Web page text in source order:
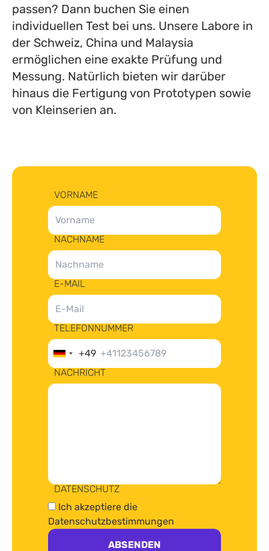
passen? Dann buchen Sie einen
individuellen Test bei uns. Unsere Labore in
der Schweiz, China und Malaysia
ermöglichen eine exakte Prüfung und
Messung. Natürlich bieten wir darüber
hinaus die Fertigung von Prototypen sowie
von Kleinserien an.
VORNAME
NACHNAME
E-MAIL
TELEFONNUMMER
Germany
+49
+49
NACHRICHT
DATENSCHUTZ
Ich akzeptiere die
Datenschutzbestimmungen
ABSENDEN